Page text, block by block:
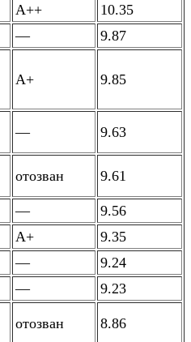
А++
10.35
— 9.87
А+ 9.85
— 9.63
отозван 9.61
—
9.56
А+
9.35
—
9.24
— 9.23
отозван 8.86